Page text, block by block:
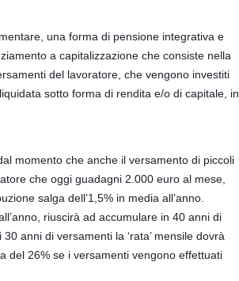
una forma di pensione integrativa e
a capitalizzazione che consiste nella
del lavoratore, che vengono investiti
sotto forma di rendita e/o di capitale, in
momento che anche il versamento di piccoli
che oggi guadagni 2.000 euro al mese,
salga dell’1,5% in media all’anno.
riuscirà ad accumulare in 40 anni di
anni di versamenti la ‘rata’ mensile dovrà
del 26% se i versamenti vengono effettuati